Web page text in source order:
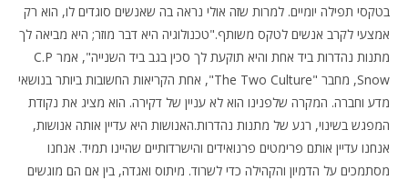
בטקסי תפילה יומיים. למרות שזה אולי נראה בה שאנשים סוגדים לו, הוא רק
אמצעי לקרב אנשים לטקס משותף."טכנולוגיה היא דבר מוזר; היא מביאה לך
מתנות נהדרות ביד אחת והיא תוקעת לך סכין בגב ביד השנייה", אמר C.P
Snow, מחבר "The Two Culture", אחת הקריאות החשובות ביותר בנושאי
מדע וחברה. המקרה שלפנינו הוא לא עניין של דקירה. הוא מציג את נקודת
המפגש בשינוי, רגע של מתנות נהדרות.האנושות היא עדיין אותה אנושות,
אנחנו עדיין אותם פרימטים פרנואידים והישרדותיים שהיינו תמיד. אנחנו
מסתמכים על הדמיון והקהילה כדי לשרוד. מיתוס ואגדה, בין אם הם מוגשים